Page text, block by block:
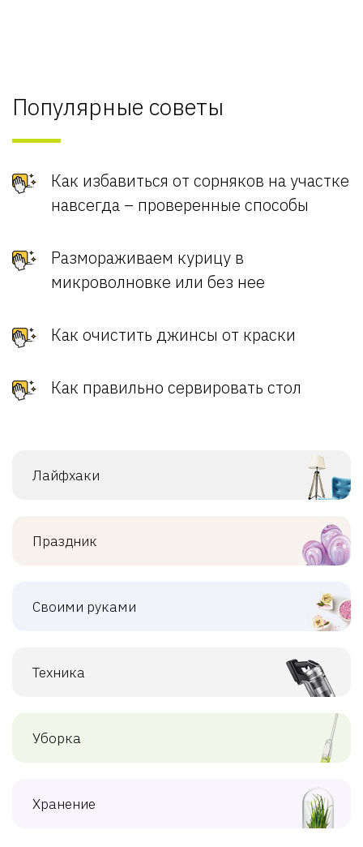
Популярные советы
Как избавиться от сорняков на участке
навсегда – проверенные способы
Размораживаем курицу в
микроволновке или без нее
Как очистить джинсы от краски
Как правильно сервировать стол
Лайфхаки
Праздник
Своими руками
Техника
Уборка
Хранение